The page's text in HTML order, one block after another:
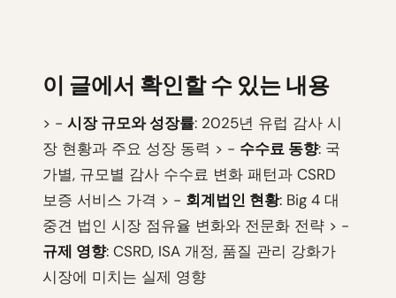
이 글에서 확인할 수 있는 내용
> - 시장 규모와 성장률: 2025년 유럽 감사 시
장 현황과 주요 성장 동력 > - 수수료 동향: 국
가별, 규모별 감사 수수료 변화 패턴과 CSRD
보증 서비스 가격 > - 회계법인 현황: Big 4 대
중견 법인 시장 점유율 변화와 전문화 전략 > -
규제 영향: CSRD, ISA 개정, 품질 관리 강화가
시장에 미치는 실제 영향